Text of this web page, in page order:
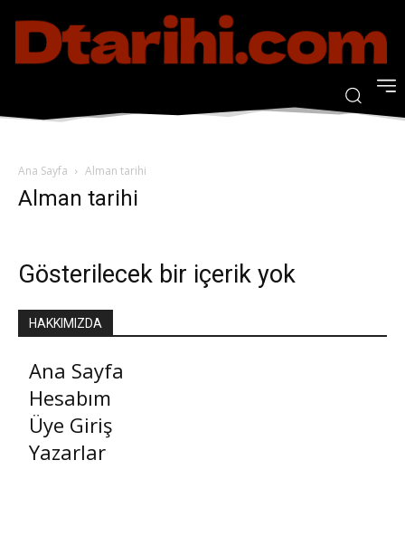
Ana Sayfa Alman tarihi
Alman tarihi
Gösterilecek bir içerik yok
HAKKIMIZDA
Ana Sayfa
Hesabım
Üye Giriş
Yazarlar